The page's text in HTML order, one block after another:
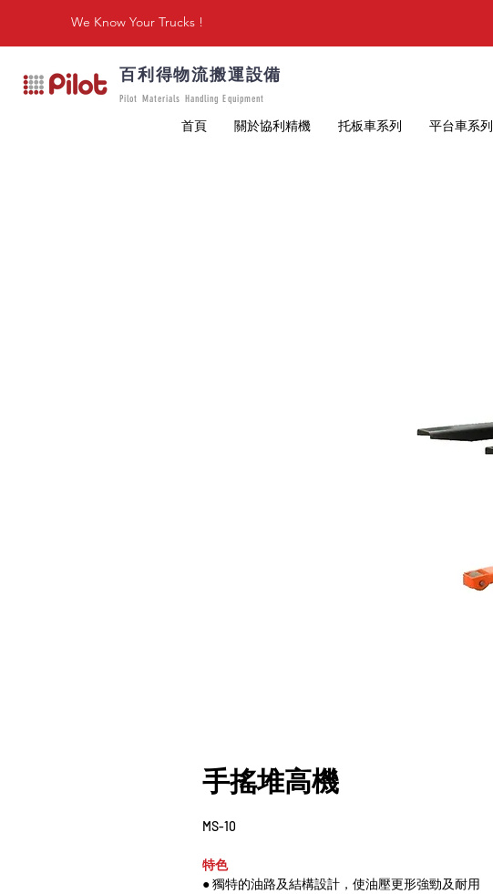
We Know Your Trucks !
百利得物流搬運設備
Pilot Materials Handling Equipment
首頁 關於協利精機 托板車系列 平台車系列
手搖堆高機
MS-10
特色
● 獨特的油路及結構設計，使油壓更形強勁及耐用